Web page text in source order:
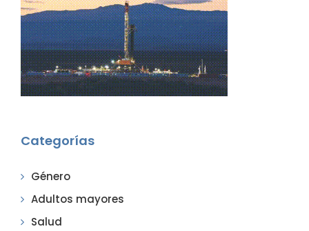
Categorías
Género
Adultos mayores
Salud